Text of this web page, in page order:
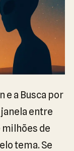
e a Busca por
entre
milhões de
tema. Se